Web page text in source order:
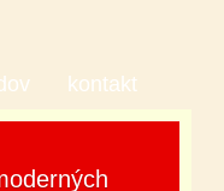
kontakt